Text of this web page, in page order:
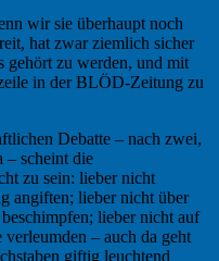
wir sie überhaupt noch
hat zwar ziemlich sicher
gehört zu werden, und mit
in der BLÖD-Zeitung zu
Debatte – nach zwei,
– scheint die
zu sein: lieber nicht
angiften; lieber nicht über
lieber nicht auf
verleumden – auch da geht
giftig leuchtend